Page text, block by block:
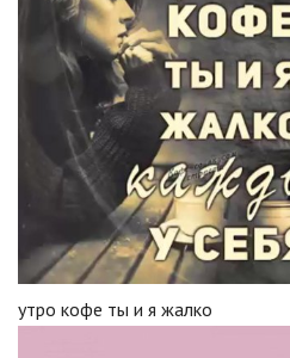
утро кофе ты и я жалко